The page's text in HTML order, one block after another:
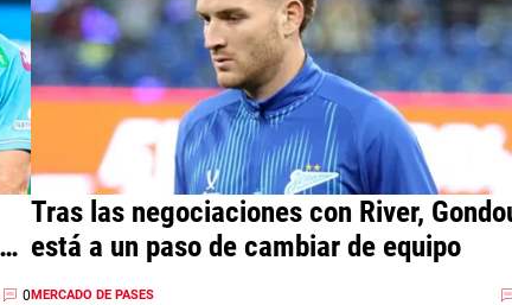
0
Tras las negociaciones con River,
está a un paso de cambiar de equipo
MERCADO DE PASES